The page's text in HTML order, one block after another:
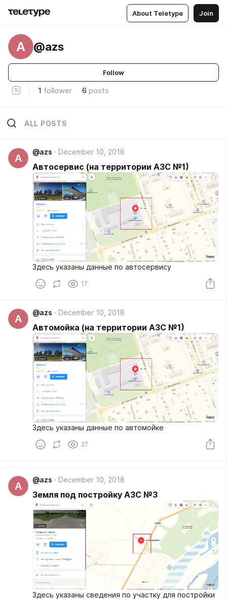
About Teletype Join
A @azs
Follow
1 follower 6 posts
ALL POSTS
A
@azs December 10, 2018
Автосервис (на территории АЗС №1)
Здесь указаны данные по автосервису
17
A
@azs December 10, 2018
Автомойка (на территории АЗС №1)
Здесь указаны данные по автомойке
27
A
@azs December 10, 2018
Земля под постройку АЗС №3
Здесь указаны сведения по участку для постройки